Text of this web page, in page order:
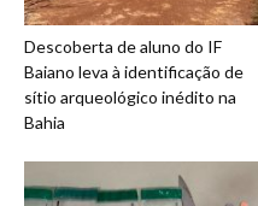
Descoberta de aluno do IF
Baiano leva à identificação de
sítio arqueológico inédito na
Bahia